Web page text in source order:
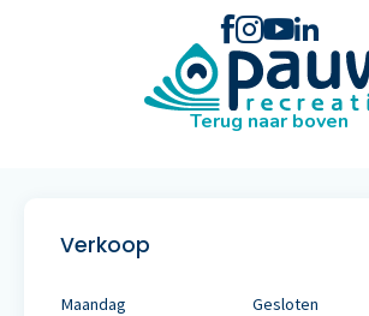
Terug naar boven
Verkoop
Maandag
Gesloten